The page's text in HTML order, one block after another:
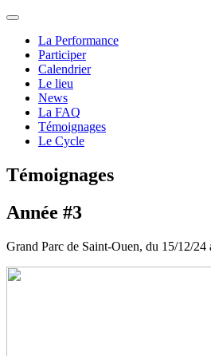
La Performance
Participer
Calendrier
Le lieu
News
La FAQ
Témoignages
Le Cycle
Témoignages
Année #3
Grand Parc de Saint-Ouen, du 15/12/24